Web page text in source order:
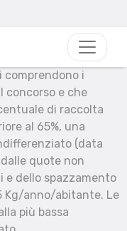
comprendono i
concorso e che
di raccolta
al 65%, una
(data
quote non
dello spazzamento
Kg/anno/abitante. Le
più bassa